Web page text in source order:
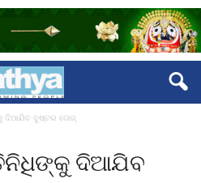
ଦିଆଯିବ ବୁଷ୍ଟର ଡୋଜ୍‍
ଦିଆଯିବ